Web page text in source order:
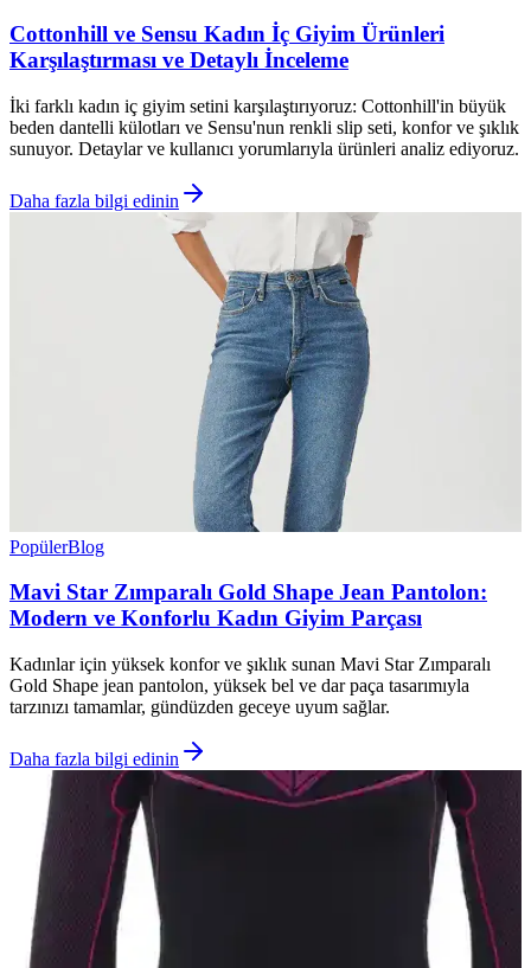
Cottonhill ve Sensu Kadın İç Giyim Ürünleri
Karşılaştırması ve Detaylı İnceleme
İki farklı kadın iç giyim setini karşılaştırıyoruz: Cottonhill'in büyük
beden dantelli külotları ve Sensu'nun renkli slip seti, konfor ve şıklık
sunuyor. Detaylar ve kullanıcı yorumlarıyla ürünleri analiz ediyoruz.
Daha fazla bilgi edinin
PopülerBlog
Mavi Star Zımparalı Gold Shape Jean Pantolon:
Modern ve Konforlu Kadın Giyim Parçası
Kadınlar için yüksek konfor ve şıklık sunan Mavi Star Zımparalı
Gold Shape jean pantolon, yüksek bel ve dar paça tasarımıyla
tarzınızı tamamlar, gündüzden geceye uyum sağlar.
Daha fazla bilgi edinin